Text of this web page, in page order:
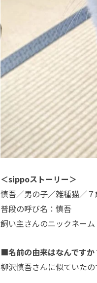
＜sippoストーリー＞
慎吾／男の子／雑種猫／
普段の呼び名：慎吾
飼い主さんのニックネー
■名前の由来はなんですか
柳沢慎吾さんに似ていたの